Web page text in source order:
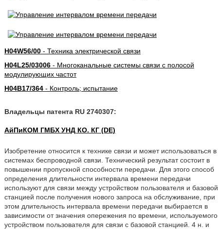
H04W56/00- Техника электрической связи
H04L25/03006- Многоканальные системы связи с полосой
модулирующих частот
H04B17/364- Контроль; испытание
Владельцы патента RU 2740307:
АйПиКОМ ГМБХ УНД КО. КГ (DE)
Изобретение относится к технике связи и может использоваться в
системах беспроводной связи. Технический результат состоит в
повышении пропускной способности передачи. Для этого способ
определения длительности интервала времени передачи
используют для связи между устройством пользователя и базовой
станцией после получения нового запроса на обслуживание, при
этом длительность интервала времени передачи выбирается в
зависимости от значения опережения по времени, используемого
устройством пользователя для связи с базовой станцией. 4 н. и